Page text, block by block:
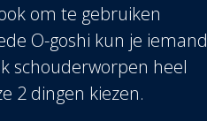
om te gebruiken
O-goshi kun je iemand
schouderworpen heel
2 dingen kiezen.